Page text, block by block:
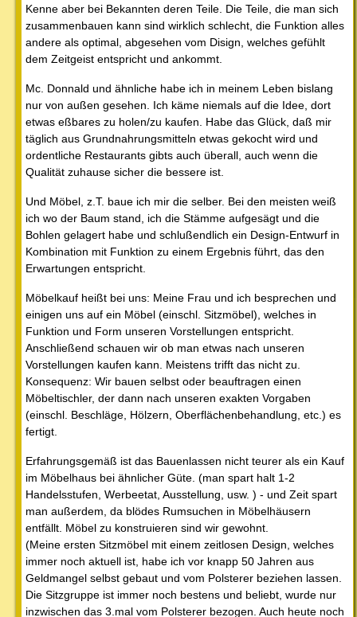
Kenne aber bei Bekannten deren Teile. Die Teile, die man sich
zusammenbauen kann sind wirklich schlecht, die Funktion alles
andere als optimal, abgesehen vom Disign, welches gefühlt
dem Zeitgeist entspricht und ankommt.
Mc. Donnald und ähnliche habe ich in meinem Leben bislang
nur von außen gesehen. Ich käme niemals auf die Idee, dort
etwas eßbares zu holen/zu kaufen. Habe das Glück, daß mir
täglich aus Grundnahrungsmitteln etwas gekocht wird und
ordentliche Restaurants gibts auch überall, auch wenn die
Qualität zuhause sicher die bessere ist.
Und Möbel, z.T. baue ich mir die selber. Bei den meisten weiß
ich wo der Baum stand, ich die Stämme aufgesägt und die
Bohlen gelagert habe und schlußendlich ein Design-Entwurf in
Kombination mit Funktion zu einem Ergebnis führt, das den
Erwartungen entspricht.
Möbelkauf heißt bei uns: Meine Frau und ich besprechen und
einigen uns auf ein Möbel (einschl. Sitzmöbel), welches in
Funktion und Form unseren Vorstellungen entspricht.
Anschließend schauen wir ob man etwas nach unseren
Vorstellungen kaufen kann. Meistens trifft das nicht zu.
Konsequenz: Wir bauen selbst oder beauftragen einen
Möbeltischler, der dann nach unseren exakten Vorgaben
(einschl. Beschläge, Hölzern, Oberflächenbehandlung, etc.) es
fertigt.
Erfahrungsgemäß ist das Bauenlassen nicht teurer als ein Kauf
im Möbelhaus bei ähnlicher Güte. (man spart halt 1-2
Handelsstufen, Werbeetat, Ausstellung, usw. ) - und Zeit spart
man außerdem, da blödes Rumsuchen in Möbelhäusern
entfällt. Möbel zu konstruieren sind wir gewohnt.
(Meine ersten Sitzmöbel mit einem zeitlosen Design, welches
immer noch aktuell ist, habe ich vor knapp 50 Jahren aus
Geldmangel selbst gebaut und vom Polsterer beziehen lassen.
Die Sitzgruppe ist immer noch bestens und beliebt, wurde nur
inzwischen das 3.mal vom Polsterer bezogen. Auch heute noch